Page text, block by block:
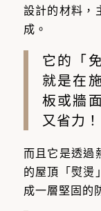
設計的材料，
成。
它的「
就是在
板或牆
又省力！
而且它是透過
的屋頂「熨燙
成一層堅固的